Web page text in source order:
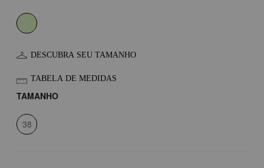
DESCUBRA SEU TAMANHO
TABELA DE MEDIDAS
TAMANHO
38